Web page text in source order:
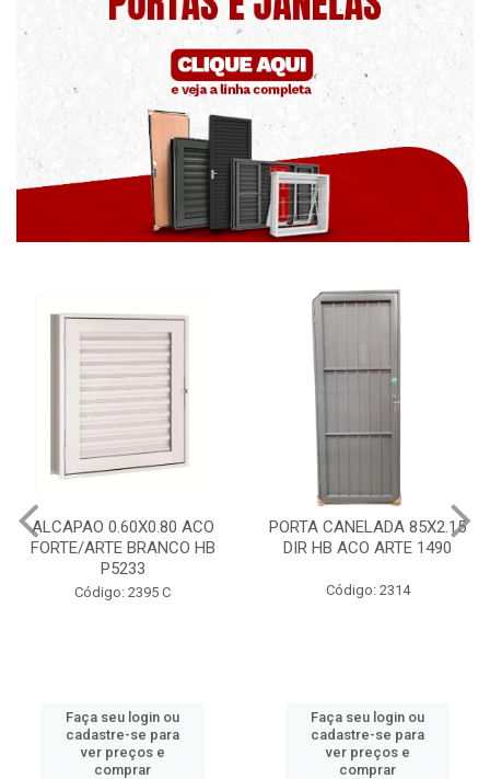
PORTA CANELADA 85X2.15
DIR HB ACO ARTE 1490
Código: 2314
Faça seu login ou
cadastre-se para
ver preços e
comprar
PORTA LAMINADA 60X215
DIR POP/MIX HB
Código: 2340
Faça seu login ou
cadastre-se para
ver preços e
comprar